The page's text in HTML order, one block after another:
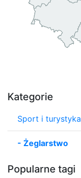
Kategorie
Sport i turystyka
- Żeglarstwo
Popularne tagi